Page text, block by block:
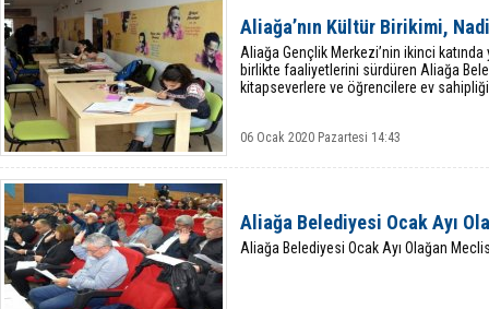
Aliağa’nın Kültür Birikimi,
Aliağa Gençlik Merkezi’nin ikinci
birlikte faaliyetlerini sürdüren Aliağa
kitapseverlere ve öğrencilere ev
06 Ocak 2020 Pazartesi 14:43
Aliağa Belediyesi Ocak Ayı
Aliağa Belediyesi Ocak Ayı Olağan